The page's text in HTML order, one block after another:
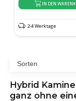
IN DEN
2-4 Werktage
Hybrid
ganz ohne